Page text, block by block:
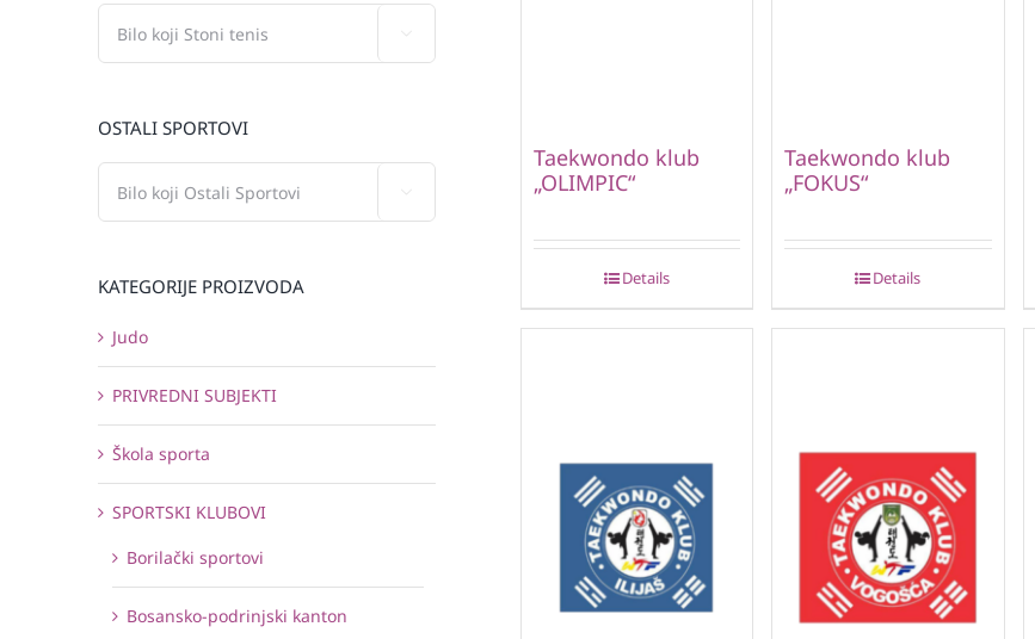
Taekwondo klub
„OLIMPIC“
Details
Taekwondo klub
„FOKUS“
Details
OSTALI SPORTOVI
KATEGORIJE PROIZVODA
Judo
PRIVREDNI SUBJEKTI
Škola sporta
SPORTSKI KLUBOVI
Borilački sportovi
Bosansko-podrinjski kanton